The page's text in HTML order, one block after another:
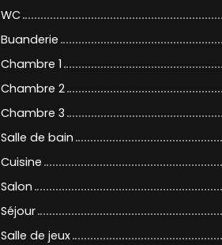
WC
Buanderie
Chambre 1
Chambre 2
Chambre 3
Salle de bain
Cuisine
Salon
Séjour
Salle de jeux